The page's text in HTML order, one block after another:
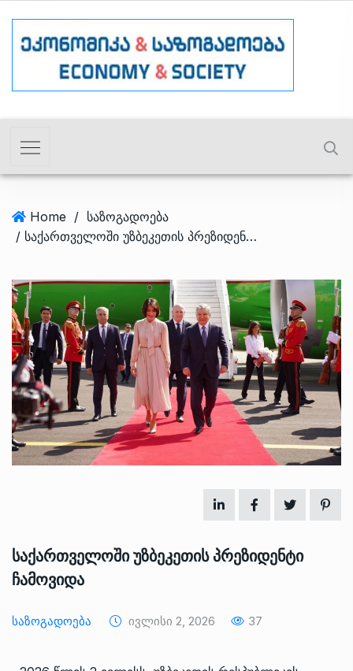
Home / საზოგადოება
/ საქართველოში უზბეკეთის პრეზიდენტი ჩამოვიდა
საქართველოში უზბეკეთის პრეზიდენტი
ჩამოვიდა
Საზოგადოება Ივლისი 2, 2026 37